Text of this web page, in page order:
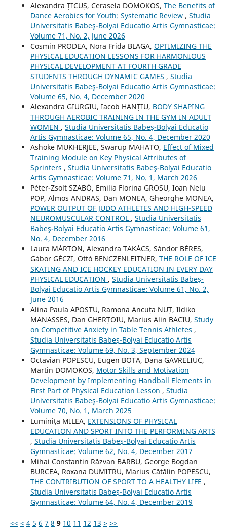
Alexandra ȚICUȘ, Cerasela DOMOKOS, The Benefits of
Dance Aerobics for Youth: Systematic Review , Studia
Universitatis Babeş-Bolyai Educatio Artis Gymnasticae:
Volume 71, No. 2, June 2026
Cosmin PRODEA, Nora Frida BLAGA, OPTIMIZING THE
PHYSICAL EDUCATION LESSONS FOR HARMONIOUS
PHYSICAL DEVELOPMENT AT FOURTH GRADE
STUDENTS THROUGH DYNAMIC GAMES , Studia
Universitatis Babeş-Bolyai Educatio Artis Gymnasticae:
Volume 65, No. 4, December 2020
Alexandra GIURGIU, Iacob HANȚIU, BODY SHAPING
THROUGH AEROBIC TRAINING IN THE GYM IN ADULT
WOMEN , Studia Universitatis Babeş-Bolyai Educatio
Artis Gymnasticae: Volume 65, No. 4, December 2020
Ashoke MUKHERJEE, Swarup MAHATO, Effect of Mixed
Training Module on Key Physical Attributes of
Sprinters , Studia Universitatis Babeş-Bolyai Educatio
Artis Gymnasticae: Volume 71, No. 1, March 2026
Péter-Zsolt SZABÓ, Emilia Florina GROSU, Ioan Nelu
POP, Almos ANDRAS, Dan MONEA, Gheorghe MONEA,
POWER OUTPUT OF JUDO ATHLETES AND HIGH-SPEED
NEUROMUSCULAR CONTROL , Studia Universitatis
Babeş-Bolyai Educatio Artis Gymnasticae: Volume 61,
No. 4, December 2016
Laura MÁRTON, Alexandra TAKÁCS, Sándor BÉRES,
Gábor GÉCZI, Ottó BENCZENLEITNER, THE ROLE OF ICE
SKATING AND ICE HOCKEY EDUCATION IN EVERY DAY
PHYSICAL EDUCATION , Studia Universitatis Babeş-
Bolyai Educatio Artis Gymnasticae: Volume 61, No. 2,
June 2016
Alina Paula APOSTU, Ramona Ancuța NUȚ, Ildiko
MANASSES, Dan GHERȚOIU, Marius Alin BACIU, Study
on Competitive Anxiety in Table Tennis Athletes ,
Studia Universitatis Babeş-Bolyai Educatio Artis
Gymnasticae: Volume 69, No. 3, September 2024
Octavian POPESCU, Eugen BOTA, Dana GAVRELIUC,
Martin DOMOKOS, Motor Skills and Motivation
Development by Implementing Handball Elements in
First Part of Physical Education Lesson , Studia
Universitatis Babeş-Bolyai Educatio Artis Gymnasticae:
Volume 70, No. 1, March 2025
Luminița MILEA, EXTENSIONS OF PHYSICAL
EDUCATION AND SPORT INTO THE PERFORMING ARTS
, Studia Universitatis Babeş-Bolyai Educatio Artis
Gymnasticae: Volume 62, No. 4, December 2017
Mihai Constantin Răzvan BARBU, George Bogdan
BURCEA, Roxana DUMITRU, Marius Cătălin POPESCU,
THE CONTRIBUTION OF SPORT TO A HEALTHY LIFE ,
Studia Universitatis Babeş-Bolyai Educatio Artis
Gymnasticae: Volume 64, No. 4, December 2019
<< < 4 5 6 7 8 9 10 11 12 13 > >>